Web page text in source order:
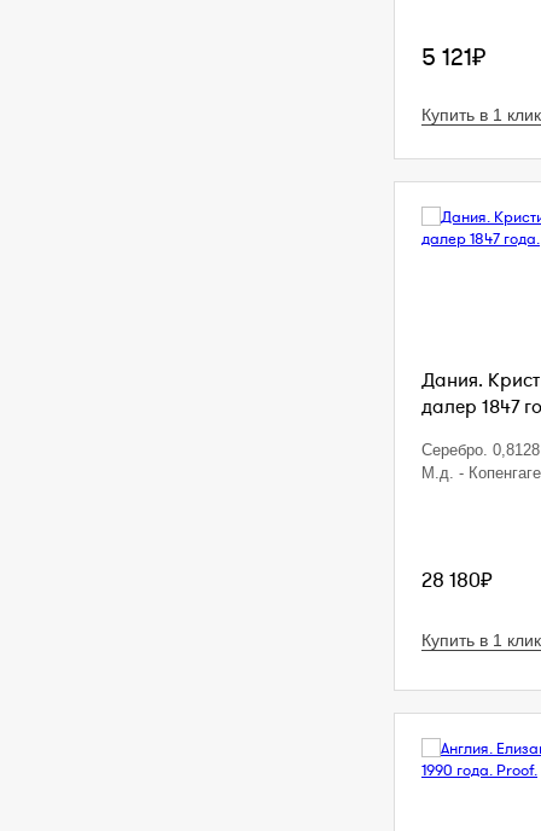
5 121₽
Купить в 1 клик
Дания.
далер 1847
Серебро.
М.д. -
28 180₽
Купить в 1 клик